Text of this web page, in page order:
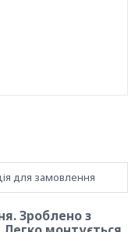
для замовлення
Зроблено з